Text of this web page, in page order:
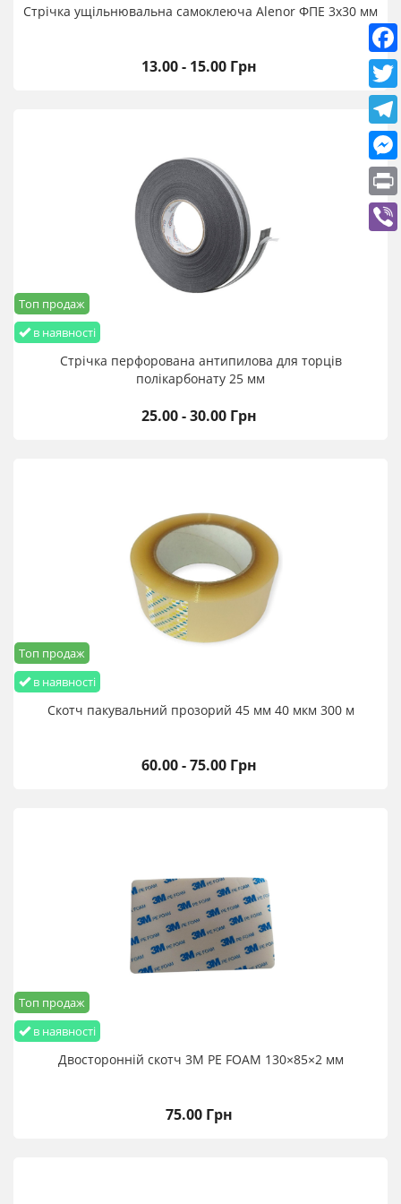
Стрічка ущільнювальна самоклеюча Alenor ФПЕ 3х30 мм
13.00 - 15.00 Грн
в наявності
Топ продаж
Стрічка перфорована антипилова для торців
полікарбонату 25 мм
25.00 - 30.00 Грн
в наявності
Топ продаж
Скотч пакувальний прозорий 45 мм 40 мкм 300 м
60.00 - 75.00 Грн
в наявності
Топ продаж
Двосторонній скотч 3M PE FOAM 130×85×2 мм
75.00 Грн